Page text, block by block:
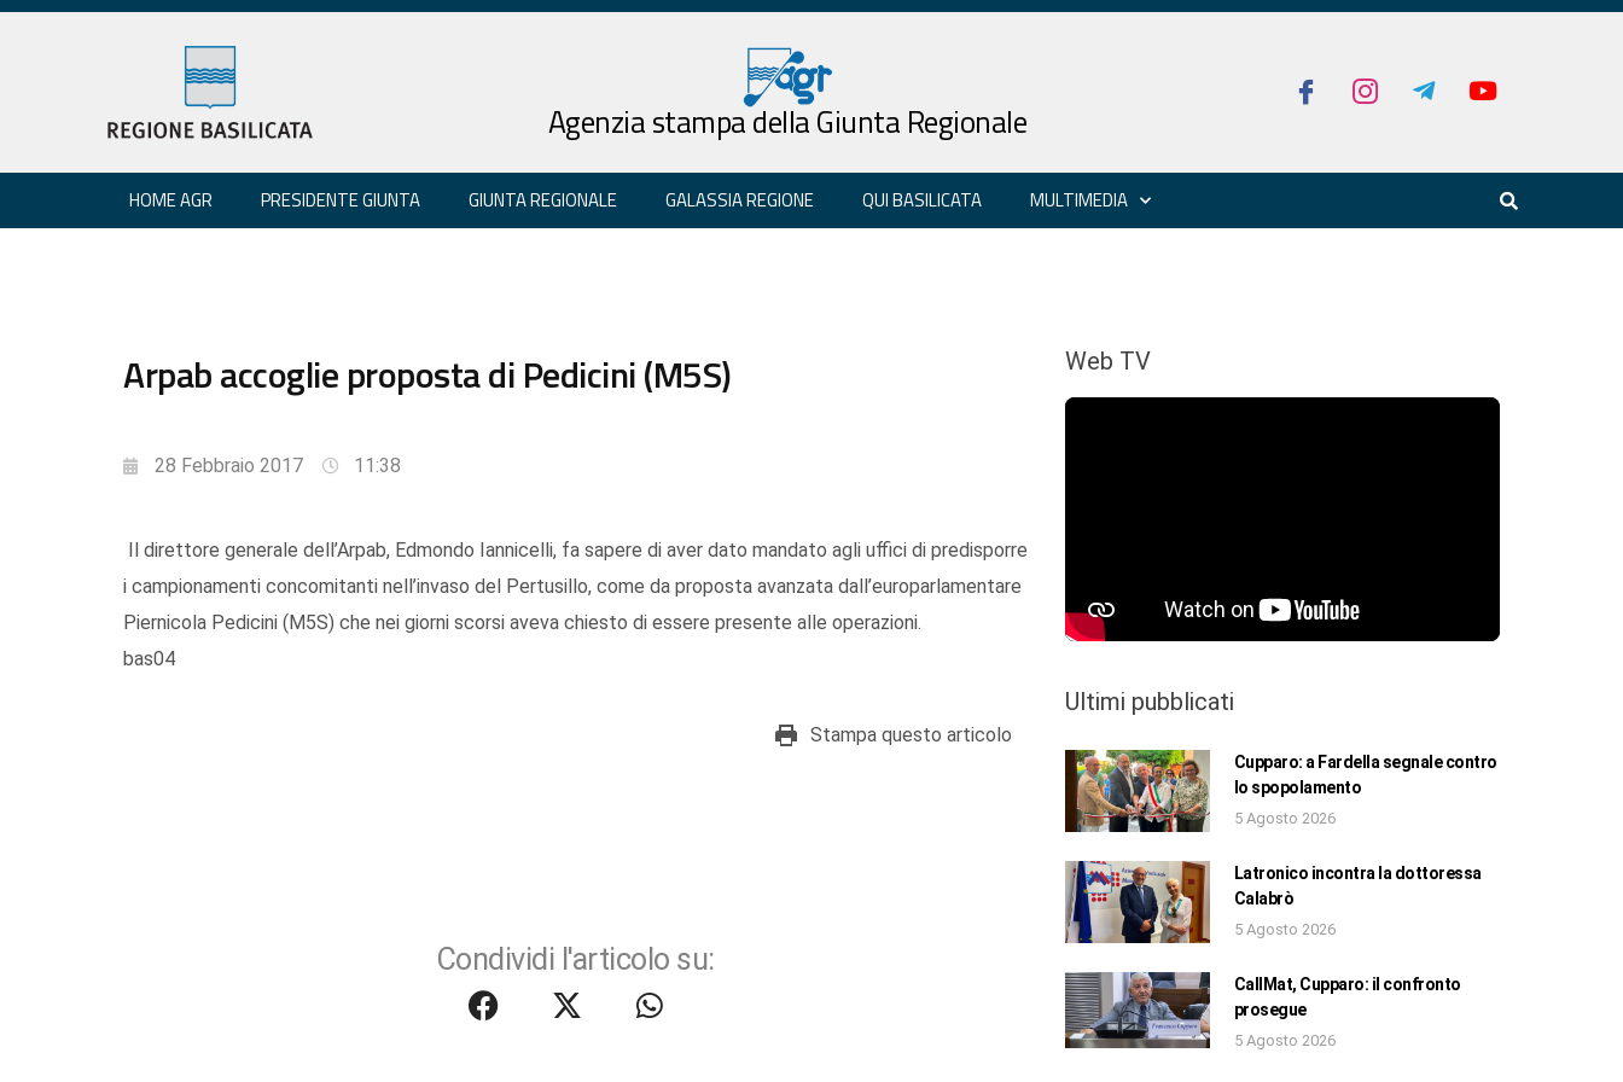
Agenzia stampa della Giunta Regionale
HOME AGR PRESIDENTE GIUNTA GIUNTA REGIONALE GALASSIA REGIONE QUI BASILICATA MULTIMEDIA
Arpab accoglie proposta di Pedicini (M5S)
28 Febbraio 2017 11:38
Il direttore generale dell’Arpab, Edmondo Iannicelli, fa sapere di aver dato mandato agli uffici di predisporre
i campionamenti concomitanti nell’invaso del Pertusillo, come da proposta avanzata dall’europarlamentare
Piernicola Pedicini (M5S) che nei giorni scorsi aveva chiesto di essere presente alle operazioni.
bas04
Stampa questo articolo
Condividi l'articolo su:
Web TV
Ultimi pubblicati
Cupparo: a Fardella segnale contro
lo spopolamento
5 Agosto 2026
Latronico incontra la dottoressa
Calabrò
5 Agosto 2026
CallMat, Cupparo: il confronto
prosegue
5 Agosto 2026